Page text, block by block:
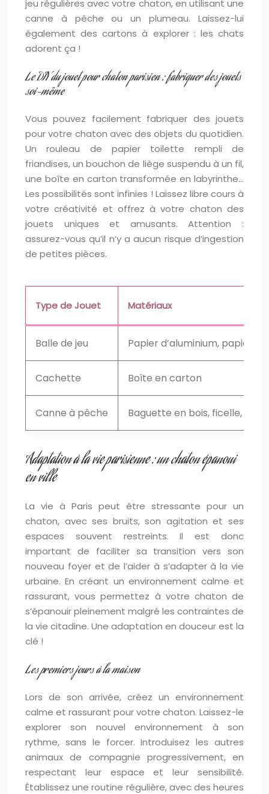
jeu régulières avec votre chaton, en utilisant une
canne à pêche ou un plumeau. Laissez-lui
également des cartons à explorer : les chats
adorent ça !
Le DIY du jouet pour chaton parisien : fabriquer des jouets
soi-même
Vous pouvez facilement fabriquer des jouets
pour votre chaton avec des objets du quotidien.
Un rouleau de papier toilette rempli de
friandises, un bouchon de liège suspendu à un fil,
une boîte en carton transformée en labyrinthe…
Les possibilités sont infinies ! Laissez libre cours à
votre créativité et offrez à votre chaton des
jouets uniques et amusants. Attention :
assurez-vous qu’il n’y a aucun risque d’ingestion
de petites pièces.
Type de Jouet Matériaux
Balle de jeu Papier d’aluminium, papier
Cachette Boîte en carton
Canne à pêche Baguette en bois, ficelle,
Adaptation à la vie parisienne : un chaton épanoui
en ville
La vie à Paris peut être stressante pour un
chaton, avec ses bruits, son agitation et ses
espaces souvent restreints. Il est donc
important de faciliter sa transition vers son
nouveau foyer et de l’aider à s’adapter à la vie
urbaine. En créant un environnement calme et
rassurant, vous permettez à votre chaton de
s’épanouir pleinement malgré les contraintes de
la vie citadine. Une adaptation en douceur est la
clé !
Les premiers jours à la maison
Lors de son arrivée, créez un environnement
calme et rassurant pour votre chaton. Laissez-le
explorer son nouvel environnement à son
rythme, sans le forcer. Introduisez les autres
animaux de compagnie progressivement, en
respectant leur espace et leur sensibilité.
Établissez une routine régulière, avec des heures